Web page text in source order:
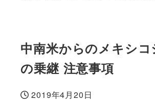
中南米からのメキシ
の乗継 注意事項
2019年4月20日